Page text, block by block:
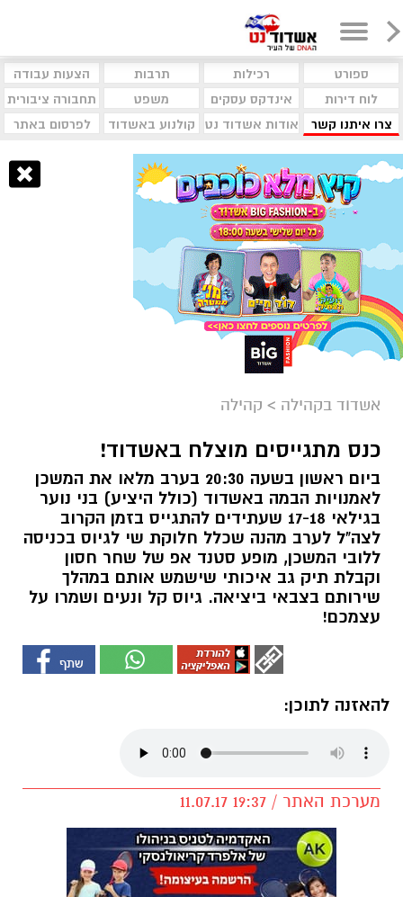
ספורט רכילות תרבות
הצעות עבודה
לוח דירות
אינדקס עסקים משפט
תחבורה ציבורית
צרו איתנו קשר
אודות אשדוד נט קולנוע באשדוד לפרסום באתר
אשדוד בקהילה > קהילה
כנס מתגייסים מוצלח באשדוד!
ביום ראשון בשעה 20:30 בערב מלאו את המשכן
לאמנויות הבמה באשדוד (כולל היציע) בני נוער
בגילאי 17-18 שעתידים להתגייס בזמן הקרוב
לצה"ל לערב מהנה שכלל חלוקת שי לגיוס בכניסה
ללובי המשכן, מופע סטנד אפ של שחר חסון
וקבלת תיק גב איכותי שישמש אותם במהלך
שירותם בצבאי ביציאה. גיוס קל ונעים ושמרו על
עצמכם!
להאזנה לתוכן:
מערכת האתר / 19:37 11.07.17